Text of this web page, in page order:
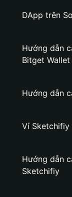
DApp trên
Hướng dẫn
Bitget Wallet
Hướng dẫn
Ví
Hướng dẫn
Sketchifiy